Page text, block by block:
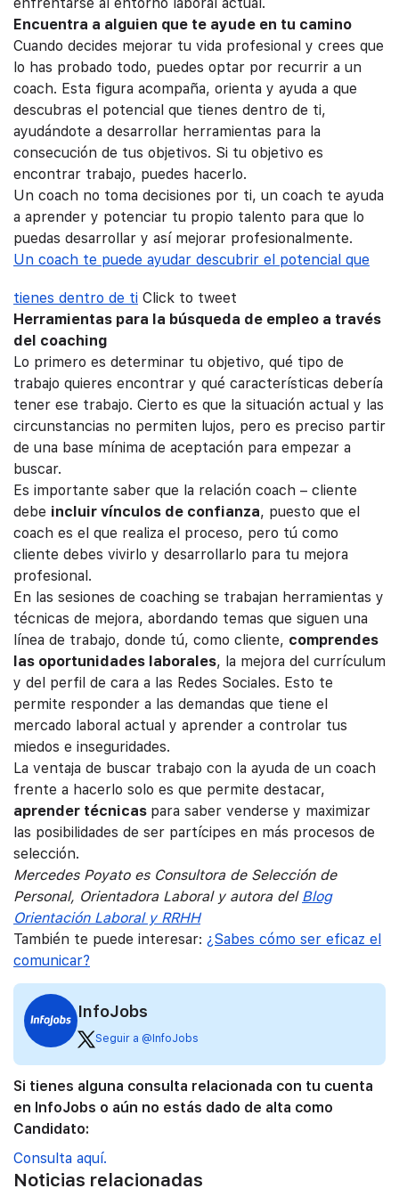
Encuentra a alguien que te ayude en tu camino
Cuando decides mejorar tu vida profesional y crees que
lo has probado todo, puedes optar por recurrir a un
coach. Esta figura acompaña, orienta y ayuda a que
descubras el potencial que tienes dentro de ti,
ayudándote a desarrollar herramientas para la
consecución de tus objetivos. Si tu objetivo es
encontrar trabajo, puedes hacerlo.
Un coach no toma decisiones por ti, un coach te ayuda
a aprender y potenciar tu propio talento para que lo
puedas desarrollar y así mejorar profesionalmente.
Un coach te puede ayudar descubrir el potencial que
tienes dentro de ti Click to tweet
Herramientas para la búsqueda de empleo a través
del coaching
Lo primero es determinar tu objetivo, qué tipo de
trabajo quieres encontrar y qué características debería
tener ese trabajo. Cierto es que la situación actual y las
circunstancias no permiten lujos, pero es preciso partir
de una base mínima de aceptación para empezar a
buscar.
Es importante saber que la relación coach – cliente
debe incluir vínculos de confianza, puesto que el
coach es el que realiza el proceso, pero tú como
cliente debes vivirlo y desarrollarlo para tu mejora
profesional.
En las sesiones de coaching se trabajan herramientas y
técnicas de mejora, abordando temas que siguen una
línea de trabajo, donde tú, como cliente, comprendes
las oportunidades laborales, la mejora del currículum
y del perfil de cara a las Redes Sociales. Esto te
permite responder a las demandas que tiene el
mercado laboral actual y aprender a controlar tus
miedos e inseguridades.
La ventaja de buscar trabajo con la ayuda de un coach
frente a hacerlo solo es que permite destacar,
aprender técnicas para saber venderse y maximizar
las posibilidades de ser partícipes en más procesos de
selección.
Mercedes Poyato es Consultora de Selección de
Personal, Orientadora Laboral y autora del Blog
Orientación Laboral y RRHH
También te puede interesar: ¿Sabes cómo ser eficaz el
comunicar?
InfoJobs
Seguir a @InfoJobs
Si tienes alguna consulta relacionada con tu cuenta
en InfoJobs o aún no estás dado de alta como
Candidato:
Consulta aquí.
Noticias relacionadas